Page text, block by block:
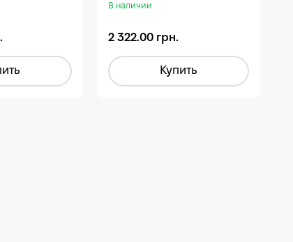
В наличии
2 322.00 грн.
Купить